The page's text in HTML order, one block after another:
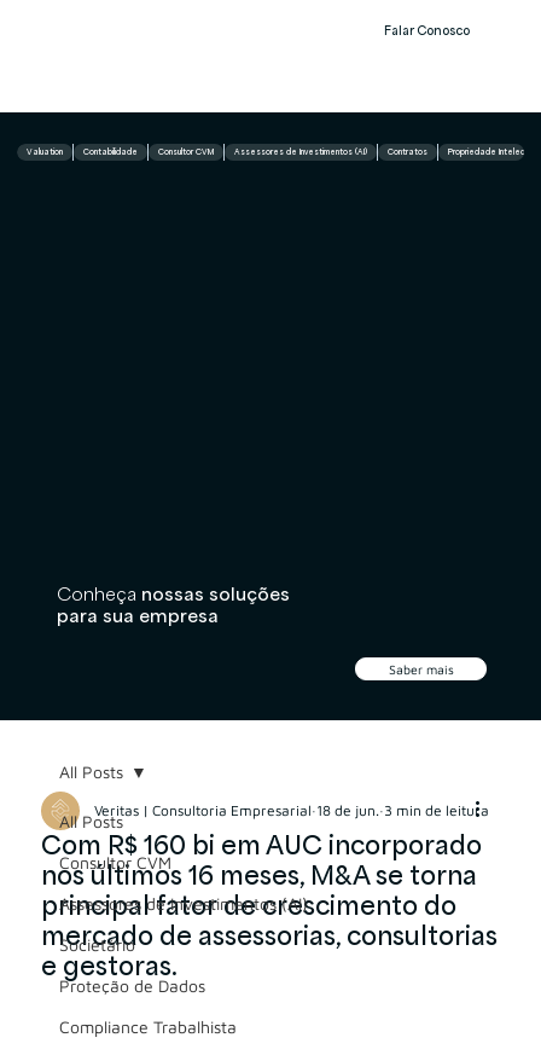
Falar Conosco
Conheça nossas soluções
para sua empresa
Saber mais
Valuation Contabilidade Consultor CVM Assessores de Investimentos (AI) Contratos Propriedade Intelectual
All Posts
Consultor CVM
Assessores de Investimentos (AI)
Societário
Proteção de Dados
Compliance Trabalhista
All Posts
Com R$ 160 bi em AUC incorporado
nos últimos 16 meses, M&A se torna
principal fator de crescimento do
mercado de assessorias, consultorias
e gestoras.
Veritas | Consultoria Empresarial 18 de jun. 3 min de leitura